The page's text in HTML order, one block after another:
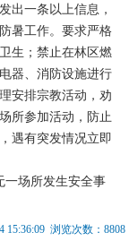
出一条以上信息，
暑工作。要求严格
生；禁止在林区燃
器、消防设施进行
安排宗教活动，劝
所参加活动，防止
遇有突发情况立即
一场所发生安全事
15:36:09 浏览次数：8808